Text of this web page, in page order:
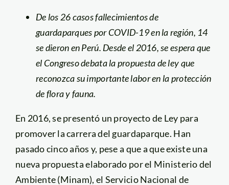
De los 26 casos fallecimientos de
guardaparques por COVID-19 en la región, 14
se dieron en Perú. Desde el 2016, se espera que
el Congreso debata la propuesta de ley que
reconozca su importante labor en la protección
de flora y fauna.
En 2016, se presentó un proyecto de Ley para
promover la carrera del guardaparque. Han
pasado cinco años y, pese a que a que existe una
nueva propuesta elaborado por el Ministerio del
Ambiente (Minam), el Servicio Nacional de